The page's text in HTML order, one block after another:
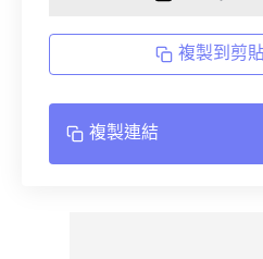
複製到剪
複製連結